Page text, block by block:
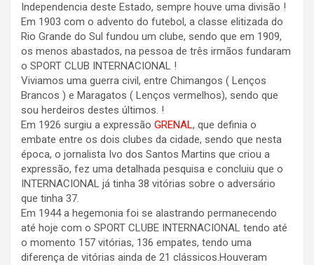
Independencia deste Estado, sempre houve uma divisão !
Em 1903 com o advento do futebol, a classe elitizada do
Rio Grande do Sul fundou um clube, sendo que em 1909,
os menos abastados, na pessoa de três irmãos fundaram
o SPORT CLUB INTERNACIONAL !
Viviamos uma guerra civil, entre Chimangos ( Lenços
Brancos ) e Maragatos ( Lenços vermelhos), sendo que
sou herdeiros destes últimos. !
Em 1926 surgiu a expressão GRENAL, que definia o
embate entre os dois clubes da cidade, sendo que nesta
época, o jornalista Ivo dos Santos Martins que criou a
expressão, fez uma detalhada pesquisa e concluiu que o
INTERNACIONAL já tinha 38 vitórias sobre o adversário
que tinha 37.
Em 1944 a hegemonia foi se alastrando permanecendo
até hoje com o SPORT CLUBE INTERNACIONAL tendo até
o momento 157 vitórias, 136 empates, tendo uma
diferença de vitórias ainda de 21 clássicos.Houveram